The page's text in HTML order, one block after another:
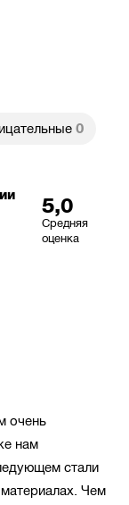
0
5,0
Средняя
оценка
очень
нам
стали
Чем